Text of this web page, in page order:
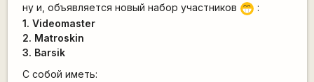
ну и, объявляется новый набор участников ;D :
1. Videomaster
2. Matroskin
3. Barsik
С собой иметь: